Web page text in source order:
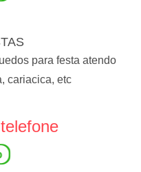
para festa atendo
cariacica, etc